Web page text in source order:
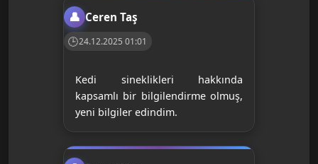
Ceren Taş
24.12.2025 01:01
Kedi sineklikleri hakkında
kapsamlı bir bilgilendirme olmuş,
yeni bilgiler edindim.